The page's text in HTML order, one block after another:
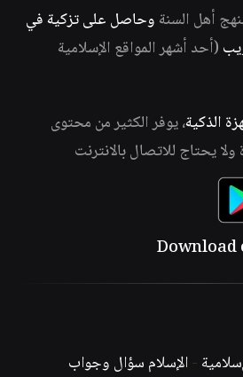
أهل السنة وحاصل على تزكية في
(أحد أشهر المواقع الإسلامية
الذكية، يوفر الكثير من محتوى
يحتاج للاتصال بالانترنت
-الإسلام سؤال وجواب